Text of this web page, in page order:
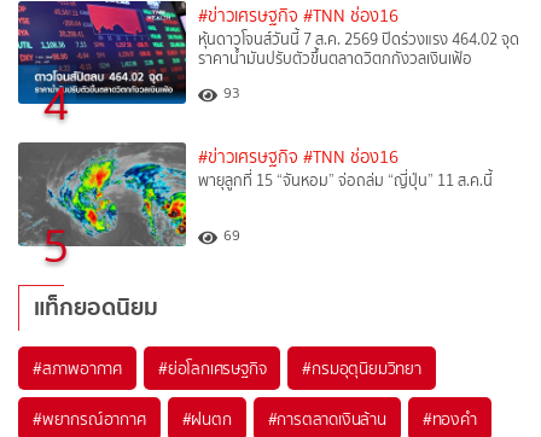
4
#ข่าวเศรษฐกิจ #TNN ช่อง16
หุ้นดาวโจนส์วันนี้ 7 ส.ค. 2569 ปิดร่วงแรง 464.02 จุด
ราคาน้ำมันปรับตัวขึ้นตลาดวิตกกังวลเงินเฟ้อ
93
5
#ข่าวเศรษฐกิจ #TNN ช่อง16
พายุลูกที่ 15 “จันหอม” จ่อถล่ม “ญี่ปุ่น” 11 ส.ค.นี้
69
แท็กยอดนิยม
#สภาพอากาศ #ย่อโลกเศรษฐกิจ #กรมอุตุนิยมวิทยา
#พยากรณ์อากาศ #ฝนตก #การตลาดเงินล้าน #ทองคำ